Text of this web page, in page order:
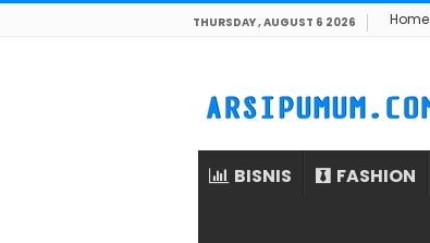
THURSDAY , AUGUST 6 2026 Home
BISNIS FASHION